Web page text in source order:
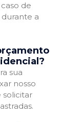
de
a
sua
nosso
solicitar